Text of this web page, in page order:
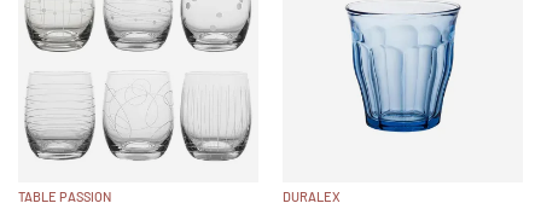
TABLE PASSION
DURALEX